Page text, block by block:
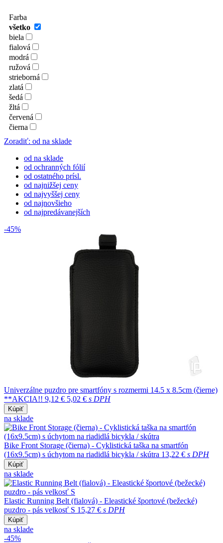
Farba
všetko
biela
fialová
modrá
ružová
strieborná
zlatá
šedá
žltá
červená
čierna
Zoradiť: od na sklade
od na sklade
od ochranných fólií
od ostatného prísl.
od najnižšej ceny
od najvyššej ceny
od najnovšieho
od najpredávanejších
-45%
Univerzálne puzdro pre smartfóny s rozmermi 14.5 x 8.5cm (čierne)
**AKCIA!! 9,12 € 5,02 € s DPH
Kúpiť
na sklade
Bike Front Storage (čierna) - Cyklistická taška na smartfón
(16x9.5cm) s úchytom na riadidlá bicykla / skútra 13,22 € s DPH
Kúpiť
na sklade
Elastic Running Belt (fialová) - Eleastické športové (bežecké)
puzdro - pás velkosť S 15,27 € s DPH
Kúpiť
na sklade
-45%